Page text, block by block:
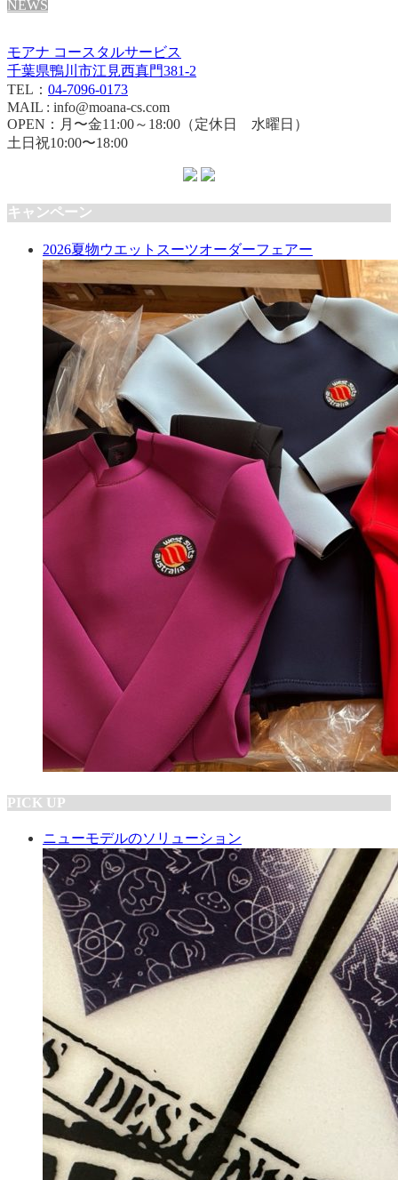
NEWS
モアナ コースタルサービス
千葉県鴨川市江見西真門381-2
TEL： 04-7096-0173
MAIL : info@moana-cs.com
OPEN：月〜金11:00～18:00（定休日 水曜日）
土日祝10:00〜18:00
キャンペーン
2026夏物ウエットスーツオーダーフェアー
PICK UP
ニューモデルのソリューション